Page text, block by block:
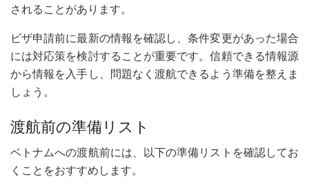
されることがあります。
ビザ申請前に最新の情報を確認し、条件変更があった場合
には対応策を検討することが重要です。信頼できる情報源
から情報を入手し、問題なく渡航できるよう準備を整えま
しょう。
渡航前の準備リスト
ベトナムへの渡航前には、以下の準備リストを確認してお
くことをおすすめします。